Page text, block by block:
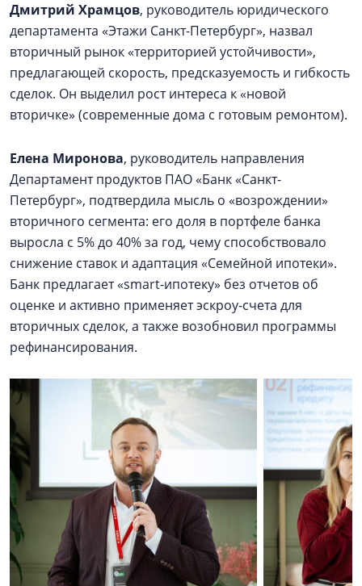
Дмитрий Храмцов, руководитель юридического
департамента «Этажи Санкт-Петербург», назвал
вторичный рынок «территорией устойчивости»,
предлагающей скорость, предсказуемость и гибкость
сделок. Он выделил рост интереса к «новой
вторичке» (современные дома с готовым ремонтом).
Елена Миронова, руководитель направления
Департамент продуктов ПАО «Банк «Санкт-
Петербург», подтвердила мысль о «возрождении»
вторичного сегмента: его доля в портфеле банка
выросла с 5% до 40% за год, чему способствовало
снижение ставок и адаптация «Семейной ипотеки».
Банк предлагает «smart-ипотеку» без отчетов об
оценке и активно применяет эскроу-счета для
вторичных сделок, а также возобновил программы
рефинансирования.